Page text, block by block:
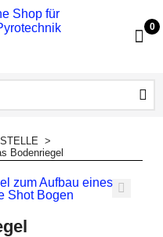
0
>
Bodenriegel